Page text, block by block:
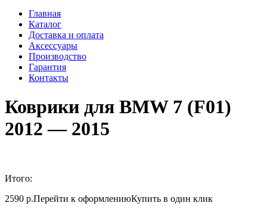
Главная
Каталог
Доставка и оплата
Аксессуары
Производство
Гарантия
Контакты
Коврики для BMW 7 (F01)
2012 — 2015
Итого:
2590 р.Перейти к оформлениюКупить в один клик